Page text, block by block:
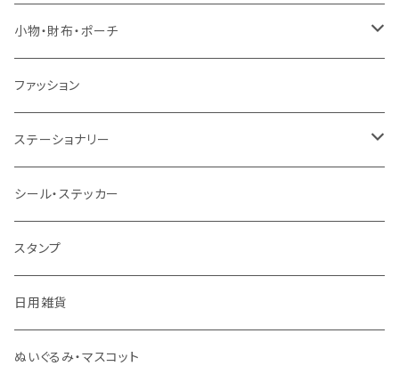
トートバッグ
ショルダーバッグ
リュック
小物・財布・ポーチ
ポーチ
財布
巾着
キーホルダー
その他
ファッション
ステーショナリー
マステ・テープ
筆記具
メモ帳・フセン・ノート
デスク周辺小物
シール・ステッカー
スタンプ
日用雑貨
ぬいぐるみ・マスコット